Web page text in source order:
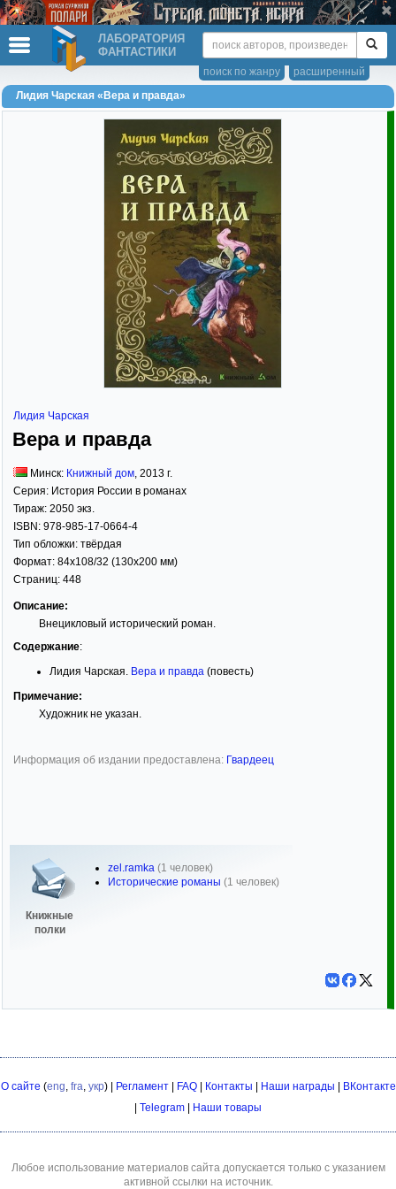
ЛАБОРАТОРИЯ
ФАНТАСТИКИ
расширенный
поиск по жанру
Лидия Чарская «Вера и правда»
Лидия Чарская
Вера и правда
Минск: Книжный дом, 2013 г.
Серия: История России в романах
Тираж: 2050 экз.
ISBN: 978-985-17-0664-4
Тип обложки: твёрдая
Формат: 84x108/32 (130x200 мм)
Страниц: 448
Описание:
Внецикловый исторический роман.
Содержание:
Лидия Чарская. Вера и правда (повесть)
Примечание:
Художник не указан.
Информация об издании предоставлена: Гвардеец
Книжные
полки
zel.ramka (1 человек)
Исторические романы (1 человек)
О сайте (eng, fra, укр) | Регламент| FAQ| Контакты Наши награды
ВКонтакте
Telegram Наши товары
Любое использование материалов сайта допускается только с указанием
активной ссылки на источник.